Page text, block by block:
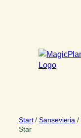
Start/Sansevieria /
Star